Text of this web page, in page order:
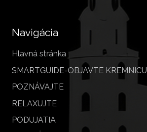
Navigácia
Hlavná stránka
SMARTGUIDE-OBJAVTE KREMNICU
POZNÁVAJTE
RELAXUJTE
PODUJATIA